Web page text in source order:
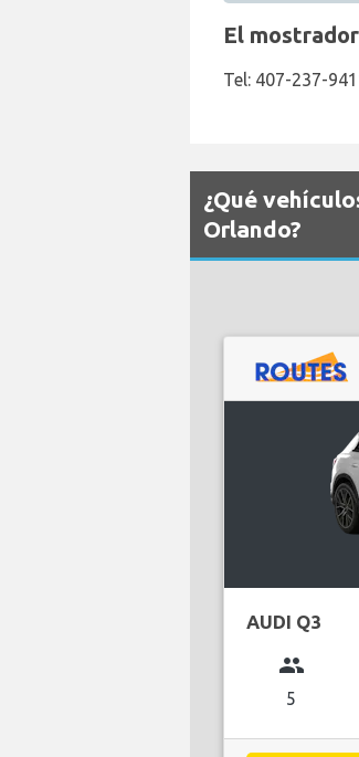
El
Tel: 407-237-
¿Qué
Orlando?
AUDI Q3
group
5